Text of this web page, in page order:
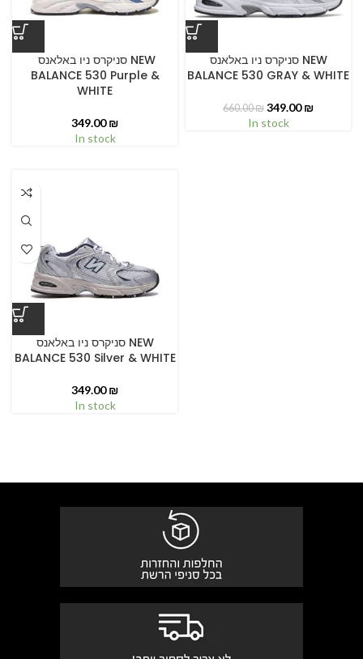
BALANCE 530 Purple &
WHITE
349.00₪
In stock
סניקרס ניו באלאנס NEW
BALANCE 530 GRAY & WHITE
660.00₪ 349.00₪
In stock
סניקרס ניו באלאנס NEW
BALANCE 530 Silver & WHITE
349.00₪
In stock